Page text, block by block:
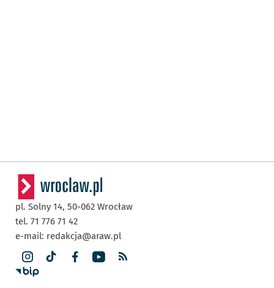
pl. Solny 14, 50-062 Wrocław
tel. 71 776 71 42
e-mail: redakcja@araw.pl